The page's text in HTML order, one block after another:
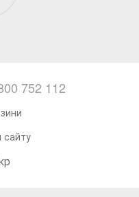
752 112
сайту